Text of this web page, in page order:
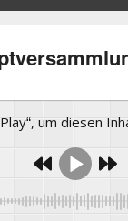
um diesen